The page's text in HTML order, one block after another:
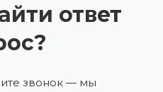
ответ
звонок — мы